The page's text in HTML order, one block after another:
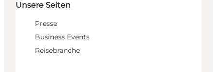
Unsere Seiten
Presse
Business Events
Reisebranche